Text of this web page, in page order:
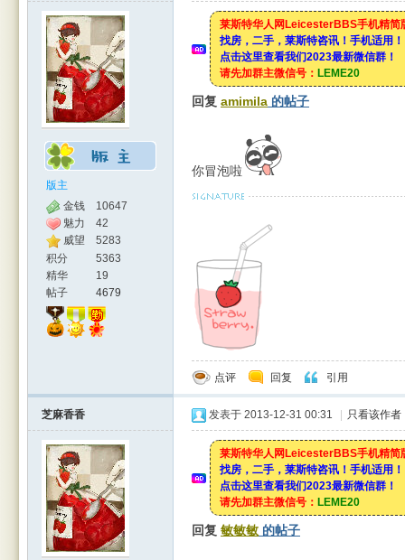
版主
金钱
10647
魅力
42
威望
5283
积分
5363
精华
19
帖子
4679
莱斯特华人网LeicesterBBS手机精简
找房，二手，莱斯特咨讯！手机适用！
点击这里查看我们2023最新微信群！
请先加群主微信号： LEME20
回复 amimila 的帖子
你冒泡啦
点评 回复 引用
芝麻香香 发表于 2013-12-31 00:31 只看该作者
莱斯特华人网LeicesterBBS手机精简
找房，二手，莱斯特咨讯！手机适用！
点击这里查看我们2023最新微信群！
请先加群主微信号： LEME20
回复 敏敏敏 的帖子